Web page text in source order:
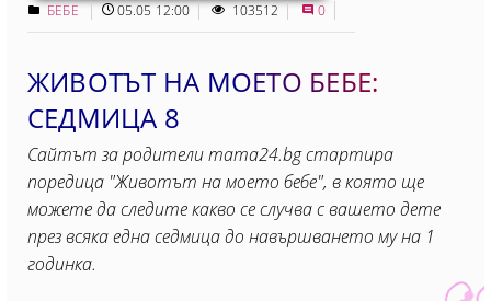
БЕБЕ 05.05 12:00 103512 0
ЖИВОТЪТ НА МОЕТО БЕБЕ:
СЕДМИЦА 8
Сайтът за родители mama24.bg стартира
поредица "Животът на моето бебе", в която ще
можете да следите какво се случва с вашето дете
през всяка една седмица до навършването му на 1
годинка.